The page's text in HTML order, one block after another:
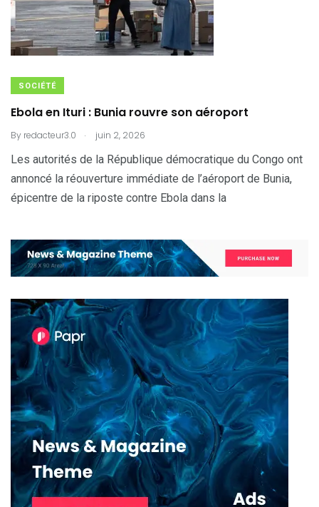
SOCIÉTÉ
Ebola en Ituri : Bunia rouvre son aéroport
By redacteur3.0 . juin 2, 2026
Les autorités de la République démocratique du Congo ont
annoncé la réouverture immédiate de l’aéroport de Bunia,
épicentre de la riposte contre Ebola dans la